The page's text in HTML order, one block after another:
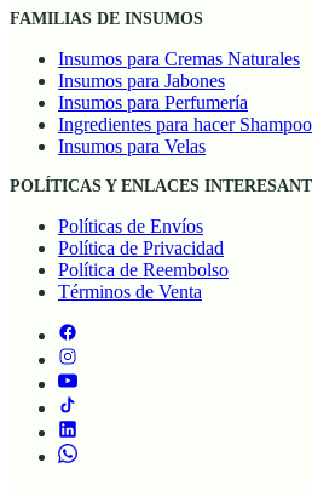
FAMILIAS DE INSUMOS
Insumos para Cremas Naturales
Insumos para Jabones
Insumos para Perfumería
Ingredientes para hacer Shampoo
Insumos para Velas
POLÍTICAS Y ENLACES
Políticas de Envíos
Política de Privacidad
Política de Reembolso
Términos de Venta